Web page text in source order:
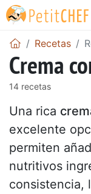
Recetas
Crema
14 recetas
Una rica
excelente
permiten
nutritivos
consistencia,